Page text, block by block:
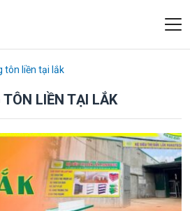
tôn liền tại lắk
LIỀN TẠI LẮK